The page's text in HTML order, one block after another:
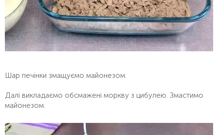
Шар печінки змащуємо майонезом.
Далі викладаємо обсмажені моркву з цибулею. Змастимо
майонезом.